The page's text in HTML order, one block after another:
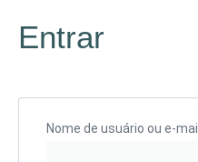
Entrar
Nome de usuário ou e-mail